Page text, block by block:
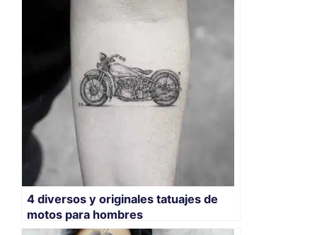
4 diversos y originales tatuajes de
motos para hombres